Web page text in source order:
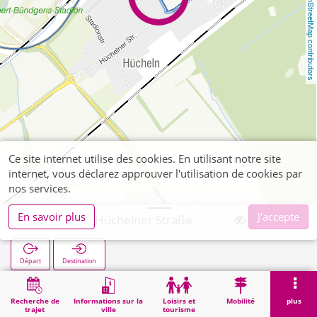
OpenStreetMap contributors
Recherche de
trajet
Informations sur la
ville
Loisirs et
tourisme
Mobilité plus
Weisweiler Hüchelner Straße
Départ Destination
Démarrage Weisweiler Hüchelner Straße
Ce site internet utilise des cookies. En utilisant notre site
internet, vous déclarez approuver l'utilisation de cookies par
nos services.
En savoir plus
J'accepte